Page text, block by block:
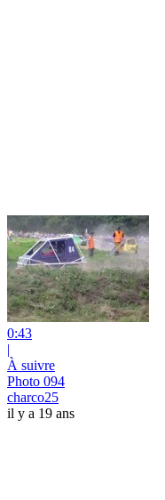
0:43
|
À suivre
Photo 094
charco25
il y a 19 ans